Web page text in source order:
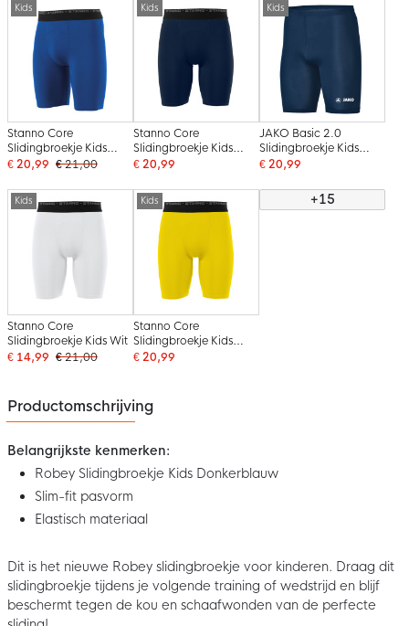
Kids
Stanno Core
Slidingbroekje Kids
Blauw
€ 20,99 € 21,00
Kids
Stanno Core
Slidingbroekje Kids
Donkerblauw
€ 20,99
Kids
JAKO Basic 2.0
Slidingbroekje Kids
Donkerblauw
€ 20,99
Kids
Stanno Core
Slidingbroekje Kids Wit
€ 14,99 € 21,00
Kids
Stanno Core
Slidingbroekje Kids
Geel
€ 20,99
+15
Productomschrijving
Belangrijkste kenmerken:
Robey Slidingbroekje Kids Donkerblauw
Slim-fit pasvorm
Elastisch materiaal
Dit is het nieuwe Robey slidingbroekje voor kinderen. Draag dit
slidingbroekje tijdens je volgende training of wedstrijd en blijf
beschermt tegen de kou en schaafwonden van de perfecte